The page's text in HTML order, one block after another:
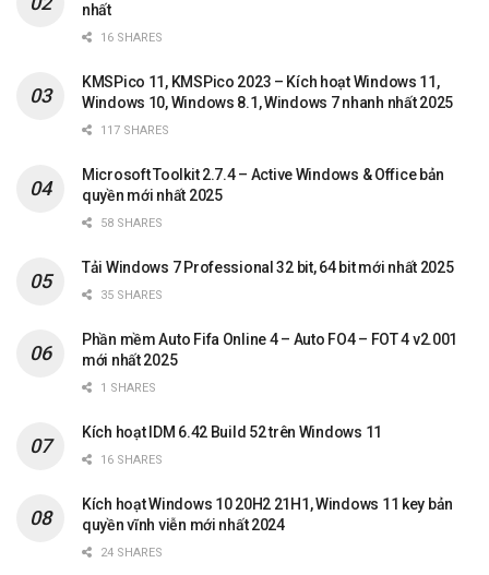
nhất
16 SHARES
KMSPico 11, KMSPico 2023 – Kích hoạt Windows 11,
Windows 10, Windows 8.1, Windows 7 nhanh nhất 2025
117 SHARES
Microsoft Toolkit 2.7.4 – Active Windows & Office bản
quyền mới nhất 2025
58 SHARES
Tải Windows 7 Professional 32 bit, 64 bit mới nhất 2025
35 SHARES
Phần mềm Auto Fifa Online 4 – Auto FO4 – FOT 4 v2.001
mới nhất 2025
1 SHARES
Kích hoạt IDM 6.42 Build 52 trên Windows 11
16 SHARES
Kích hoạt Windows 10 20H2 21H1, Windows 11 key bản
quyền vĩnh viễn mới nhất 2024
24 SHARES